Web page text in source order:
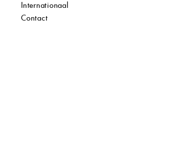
Internationaal
Contact